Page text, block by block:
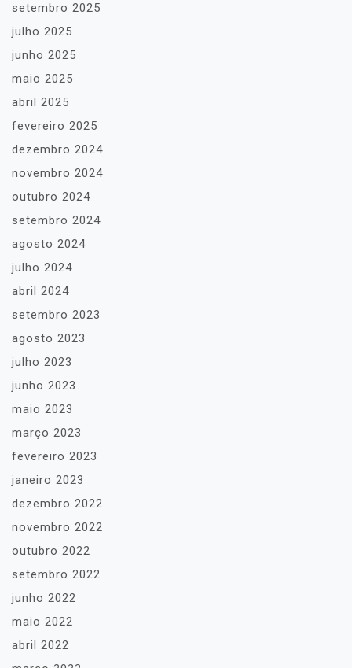
setembro 2025
julho 2025
junho 2025
maio 2025
abril 2025
fevereiro 2025
dezembro 2024
novembro 2024
outubro 2024
setembro 2024
agosto 2024
julho 2024
abril 2024
setembro 2023
agosto 2023
julho 2023
junho 2023
maio 2023
março 2023
fevereiro 2023
janeiro 2023
dezembro 2022
novembro 2022
outubro 2022
setembro 2022
junho 2022
maio 2022
abril 2022